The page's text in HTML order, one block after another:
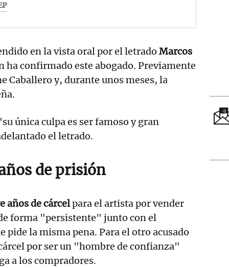
en la vista oral por el letrado Marcos
ha confirmado este abogado. Previamente
Caballero y, durante unos meses, la
única culpa es ser famoso y gran
el letrado.
de prisión
años de cárcelpara el artista por vender
forma "persistente" junto con el
pide la misma pena. Para el otro acusado
por ser un "hombre de confianza"
a los compradores.